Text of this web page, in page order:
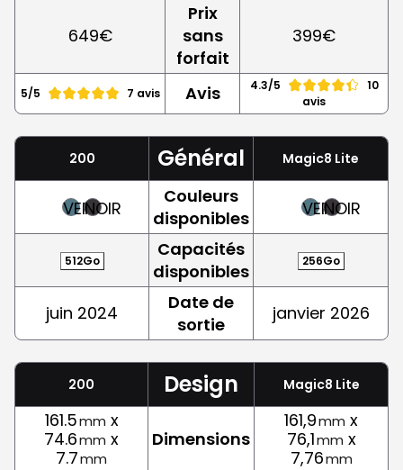
649€
Prix
sans
forfait
399€
5/5 7 avis Avis 4.3/5
10
avis
200 Général Magic8 Lite
VERTNOIR
Couleurs
disponibles
VERTNOIR
512Go
Capacités
disponibles
256Go
juin 2024
Date de
sortie
janvier 2026
200 Design Magic8 Lite
161.5mm x
74.6mm x
7.7mm
Dimensions
161,9mm x
76,1mm x
7,76mm